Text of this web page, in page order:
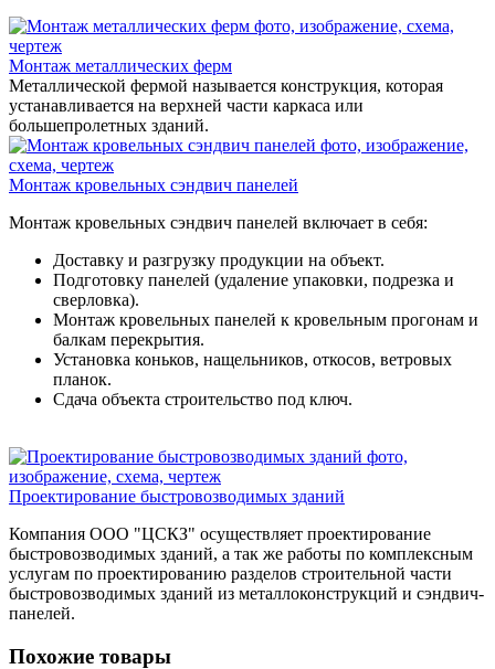
Монтаж металлических ферм
Металлической фермой называется конструкция, которая
устанавливается на верхней части каркаса или
большепролетных зданий.
Монтаж кровельных сэндвич панелей
Монтаж кровельных сэндвич панелей включает в себя:
Доставку и разгрузку продукции на объект.
Подготовку панелей (удаление упаковки, подрезка и
сверловка).
Монтаж кровельных панелей к кровельным прогонам и
балкам перекрытия.
Установка коньков, нащельников, откосов, ветровых
планок.
Сдача объекта строительство под ключ.
Проектирование быстровозводимых зданий
Компания ООО "ЦСКЗ" осуществляет проектирование
быстровозводимых зданий, а так же работы по комплексным
услугам по проектированию разделов строительной части
быстровозводимых зданий из металлоконструкций и сэндвич-
панелей.
Похожие товары